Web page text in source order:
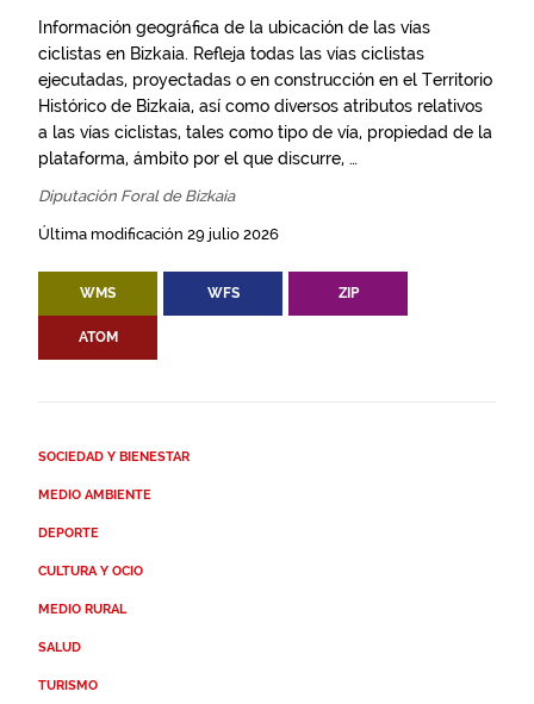
Información geográfica de la ubicación de las vías
ciclistas en Bizkaia. Refleja todas las vías ciclistas
ejecutadas, proyectadas o en construcción en el Territorio
Histórico de Bizkaia, así como diversos atributos relativos
a las vías ciclistas, tales como tipo de vía, propiedad de la
plataforma, ámbito por el que discurre, …
Diputación Foral de Bizkaia
Última modificación 29 julio 2026
WMS WFS ZIP
ATOM
SOCIEDAD Y BIENESTAR
MEDIO AMBIENTE
DEPORTE
CULTURA Y OCIO
MEDIO RURAL
SALUD
TURISMO